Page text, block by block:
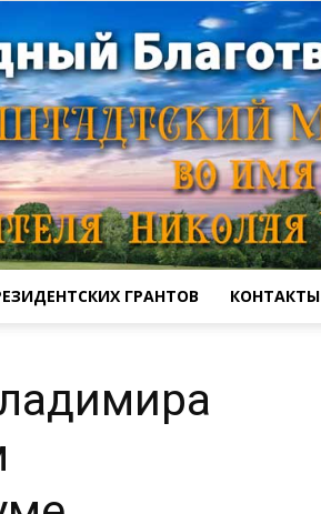
ГРАНТОВ КОНТАКТЫ